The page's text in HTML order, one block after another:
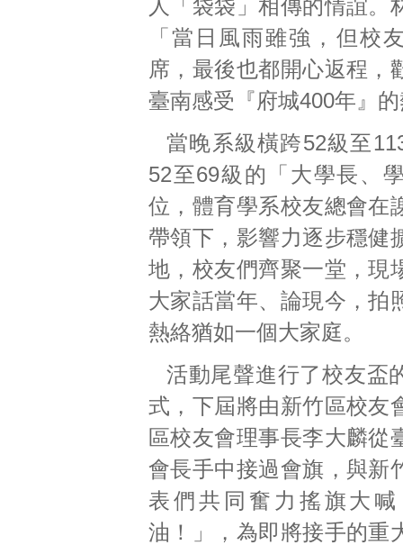
人「袋袋」相傳的情誼。
「當日風雨雖強，但校
席，最後也都開心返程，
臺南感受『府城400年』
當晚系級橫跨52級至
52至69級的「大學長、
位，體育學系校友總會在
帶領下，影響力逐步穩健
地，校友們齊聚一堂，現
大家話當年、論現今，拍
熱絡猶如一個大家庭。
活動尾聲進行了校友盃
式，下屆將由新竹區校友
區校友會理事長李大麟從
會長手中接過會旗，與新
表們共同奮力搖旗大
油！」，為即將接手的重